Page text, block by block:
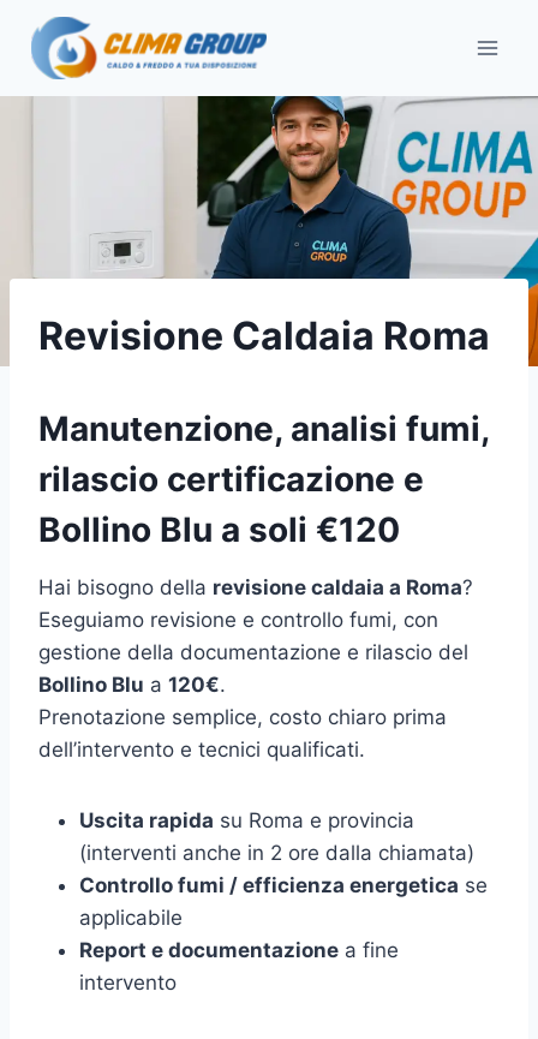
Salta
contenuto
Revisione Caldaia Roma
Manutenzione, analisi fumi,
rilascio certificazione e
Bollino Blu a soli €120
Hai bisogno della revisione caldaia a Roma?
Eseguiamo revisione e controllo fumi, con
gestione della documentazione e rilascio del
Bollino Blu a 120€.
Prenotazione semplice, costo chiaro prima
dell’intervento e tecnici qualificati.
Uscita rapida su Roma e provincia
(interventi anche in 2 ore dalla chiamata)
Controllo fumi / efficienza energetica se
applicabile
Report e documentazione a fine
intervento